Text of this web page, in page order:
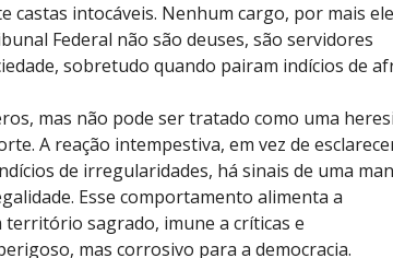
castas intocáveis. Nenhum cargo, por mais
Federal não são deuses, são servidores
sobretudo quando pairam indícios de
mas não pode ser tratado como uma
A reação intempestiva, em vez de
de irregularidades, há sinais de uma
Esse comportamento alimenta a
território sagrado, imune a críticas e
mas corrosivo para a democracia.